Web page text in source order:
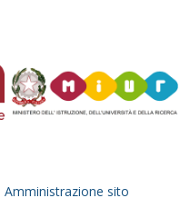
Amministrazione sito